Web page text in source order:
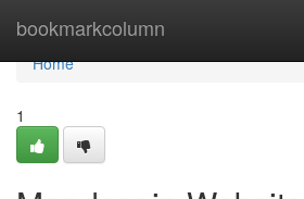
bookmarkcolumn
Home
Home
1